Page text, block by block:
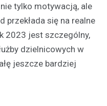
tylko motywacją, ale
przekłada się na realne
2023 jest szczególny,
dzielnicowych w
jeszcze bardziej